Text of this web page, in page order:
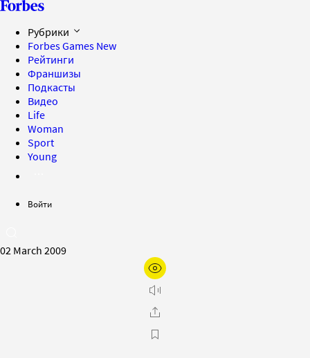
Рубрики
Forbes Games New
Рейтинги
Франшизы
Подкасты
Видео
Life
Woman
Sport
Young
Войти
02 March 2009